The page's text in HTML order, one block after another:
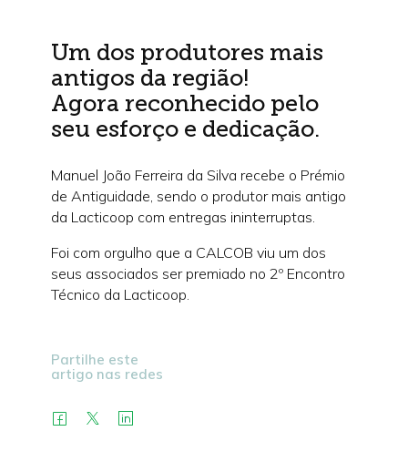
Um dos produtores mais
antigos da região!
Agora reconhecido pelo
seu esforço e dedicação.
Manuel João Ferreira da Silva recebe o Prémio
de Antiguidade, sendo o produtor mais antigo
da Lacticoop com entregas ininterruptas.
Foi com orgulho que a CALCOB viu um dos
seus associados ser premiado no 2º Encontro
Técnico da Lacticoop.
Partilhe este
artigo nas redes